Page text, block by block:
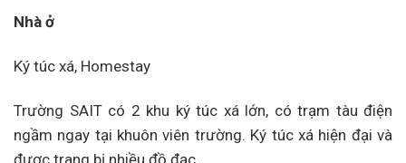
Nhà ở
Ký túc xá, Homestay
Trường SAIT có 2 khu ký túc xá lớn, có trạm tàu điện
ngầm ngay tại khuôn viên trường. Ký túc xá hiện đại và
được trang bị nhiều đồ đạc.